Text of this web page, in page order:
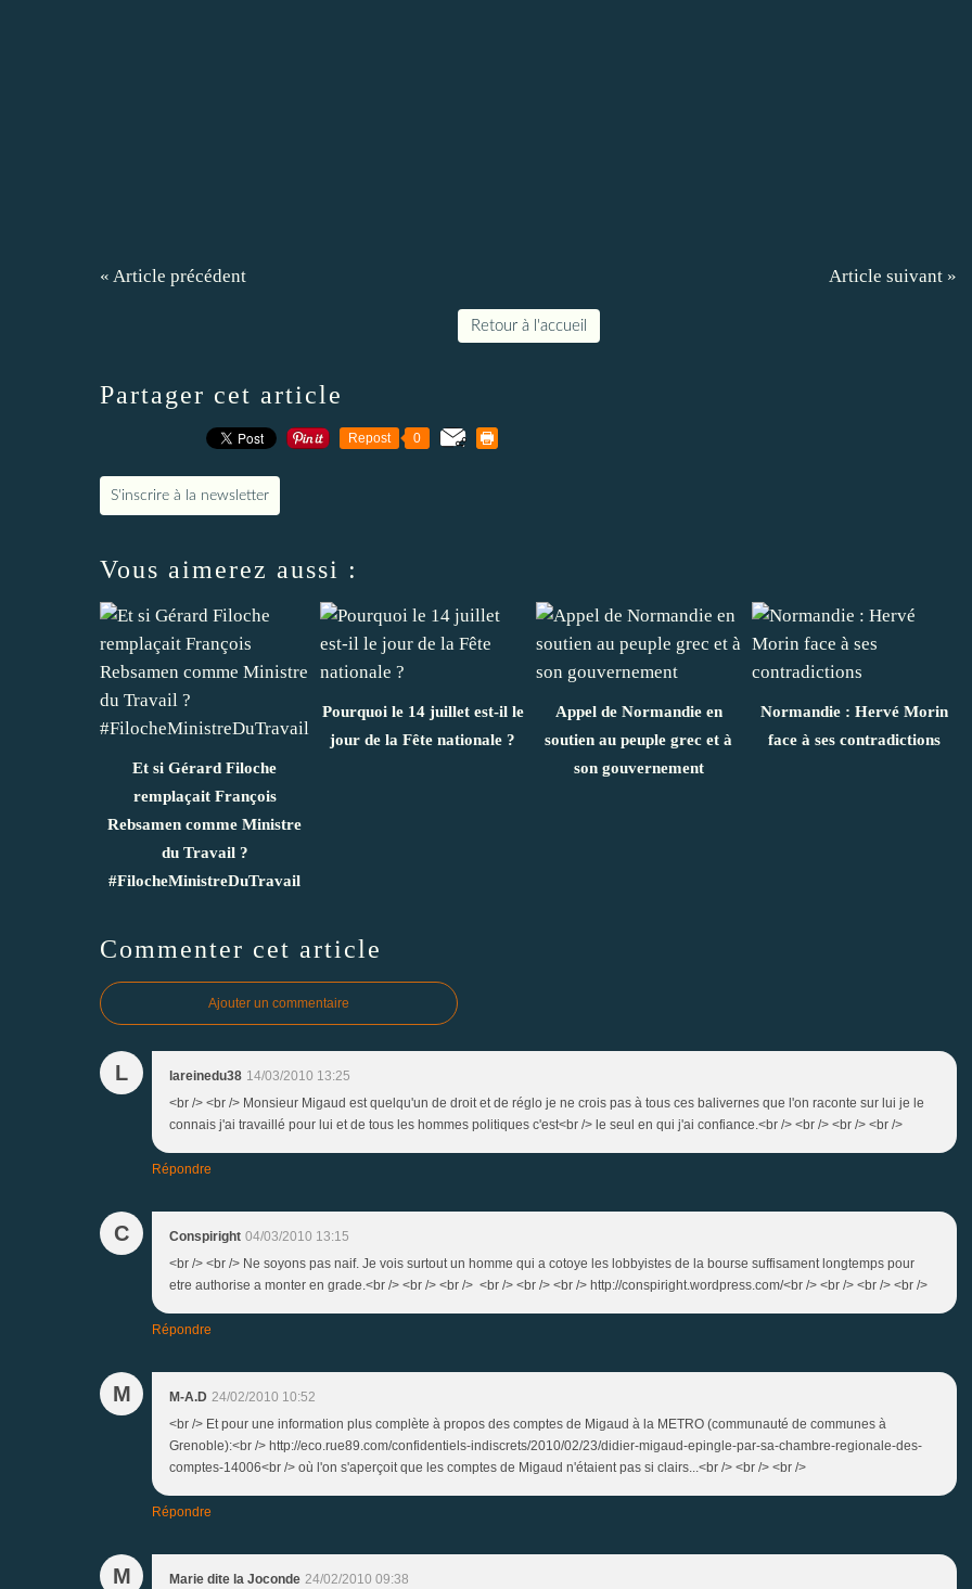
« Article précédent Article suivant »
Retour à l'accueil
Partager cet article
Repost 0
S'inscrire à la newsletter
Vous aimerez aussi :
Et si Gérard Filoche
remplaçait François
Rebsamen comme Ministre
du Travail ?
#FilocheMinistreDuTravail
Pourquoi le 14 juillet est-il le
jour de la Fête nationale ?
Appel de Normandie en
soutien au peuple grec et à
son gouvernement
Normandie : Hervé Morin
face à ses contradictions
Commenter cet article
Ajouter un commentaire
L lareinedu38 14/03/2010 13:25
<br /> <br /> Monsieur Migaud est quelqu'un de droit et de réglo je ne crois pas à tous ces balivernes que l'on raconte sur lui je le
connais j'ai travaillé pour lui et de tous les hommes politiques c'est<br /> le seul en qui j'ai confiance.<br /> <br /> <br /> <br />
Répondre
C Conspiright 04/03/2010 13:15
<br /> <br /> Ne soyons pas naif. Je vois surtout un homme qui a cotoye les lobbyistes de la bourse suffisament longtemps pour
etre authorise a monter en grade.<br /> <br /> <br /> <br /> <br /> <br /> http://conspiright.wordpress.com/<br /> <br /> <br /> <br />
Répondre
M M-A.D 24/02/2010 10:52
<br /> Et pour une information plus complète à propos des comptes de Migaud à la METRO (communauté de communes à
Grenoble):<br /> http://eco.rue89.com/confidentiels-indiscrets/2010/02/23/didier-migaud-epingle-par-sa-chambre-regionale-des-
comptes-14006<br /> où l'on s'aperçoit que les comptes de Migaud n'étaient pas si clairs...<br /> <br /> <br />
Répondre
M Marie dite la Joconde 24/02/2010 09:38